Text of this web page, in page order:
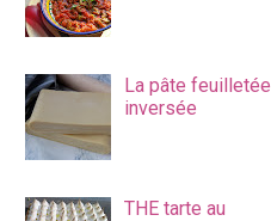
La pâte feuilletée
inversée
THE tarte au